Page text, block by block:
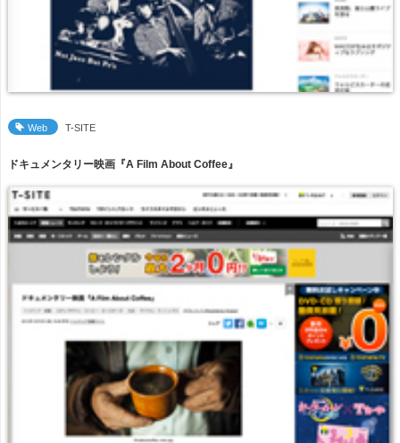
Web T-SITE
ドキュメンタリー映画『A Film About Coffee』